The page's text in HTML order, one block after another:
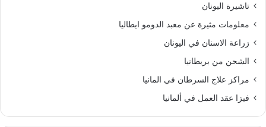
تاشيرة اليونان
معلومات مثيرة عن معبد الدومو ايطاليا
زراعة الاسنان في اليونان
الشحن من بريطانيا
مراكز علاج السرطان في المانيا
فيزا عقد العمل في ألمانيا